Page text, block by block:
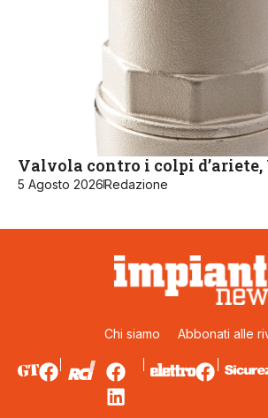
Valvola contro i colpi d’ariete,
5 Agosto 2026Redazione
Chi siamo Abbonati alle